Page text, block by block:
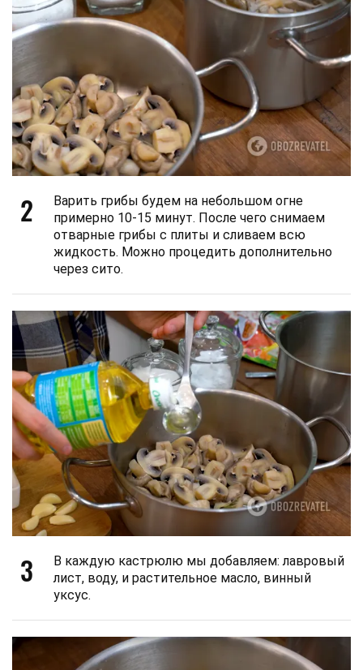
2
Варить грибы будем на небольшом огне
примерно 10-15 минут. После чего снимаем
отварные грибы с плиты и сливаем всю
жидкость. Можно процедить дополнительно
через сито.
3
В каждую кастрюлю мы добавляем: лавровый
лист, воду, и растительное масло, винный
уксус.